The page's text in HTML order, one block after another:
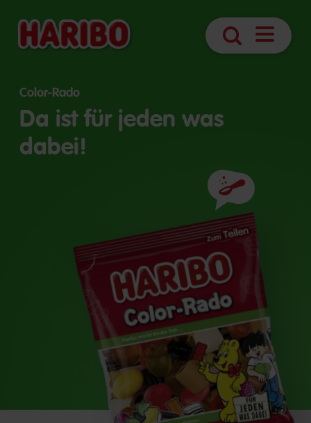
Suche
Color-Rado
Da ist für jeden was
dabei!
Zutaten